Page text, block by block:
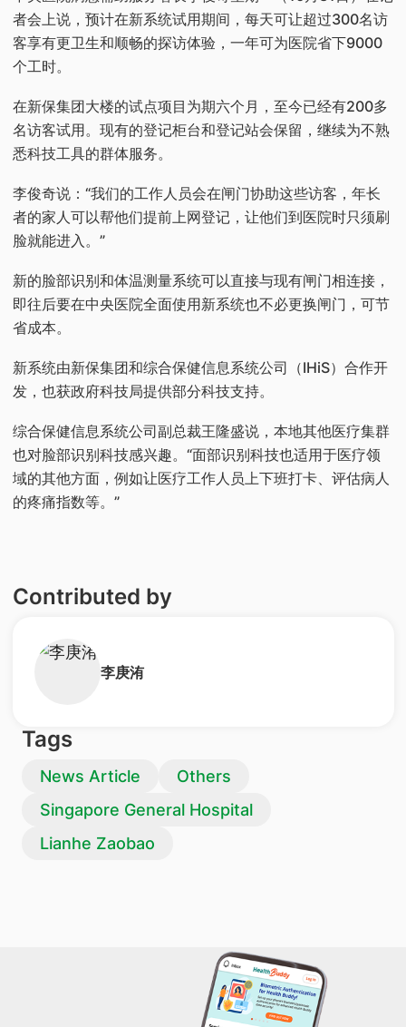
者会上说，预计在新系统试用期间，每天可让超过300名访
客享有更卫生和顺畅的探访体验，一年可为医院省下9000
个工时。
在新保集团大楼的试点项目为期六个月，至今已经有200多
名访客试用。现有的登记柜台和登记站会保留，继续为不熟
悉科技工具的群体服务。
李俊奇说：“我们的工作人员会在闸门协助这些访客，年长
者的家人可以帮他们提前上网登记，让他们到医院时只须刷
脸就能进入。”
新的脸部识别和体温测量系统可以直接与现有闸门相连接，
即往后要在中央医院全面使用新系统也不必更换闸门，可节
省成本。
新系统由新保集团和综合保健信息系统公司（IHiS）合作开
发，也获政府科技局提供部分科技支持。
综合保健信息系统公司副总裁王隆盛说，本地其他医疗集群
也对脸部识别科技感兴趣。“面部识别科技也适用于医疗领
域的其他方面，例如让医疗工作人员上下班打卡、评估病人
的疼痛指数等。”
Contributed by
​李庚洧
Tags
News Article
Others
Singapore General Hospital
Lianhe Zaobao